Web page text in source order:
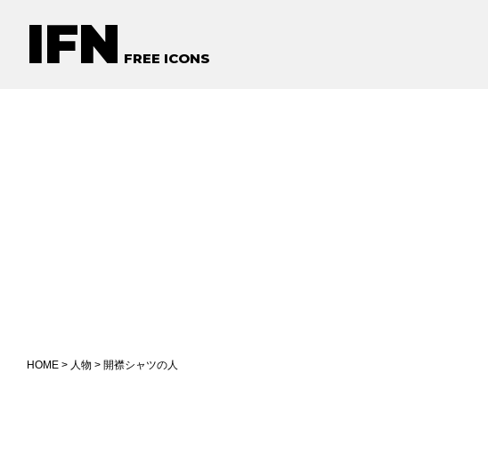
IFN FREE ICONS
HOME > 人物 > 開襟シャツの人